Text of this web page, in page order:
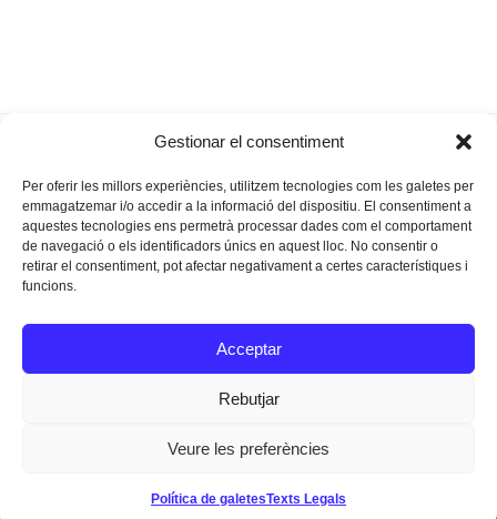
Gestionar el consentiment
Per oferir les millors experiències, utilitzem tecnologies com les galetes per
emmagatzemar i/o accedir a la informació del dispositiu. El consentiment a
aquestes tecnologies ens permetrà processar dades com el comportament
de navegació o els identificadors únics en aquest lloc. No consentir o
retirar el consentiment, pot afectar negativament a certes característiques i
funcions.
Acceptar
Rebutjar
Veure les preferències
Política de galetesTexts Legals
next
Instagram
Facebook
Twitter
Texts Legals